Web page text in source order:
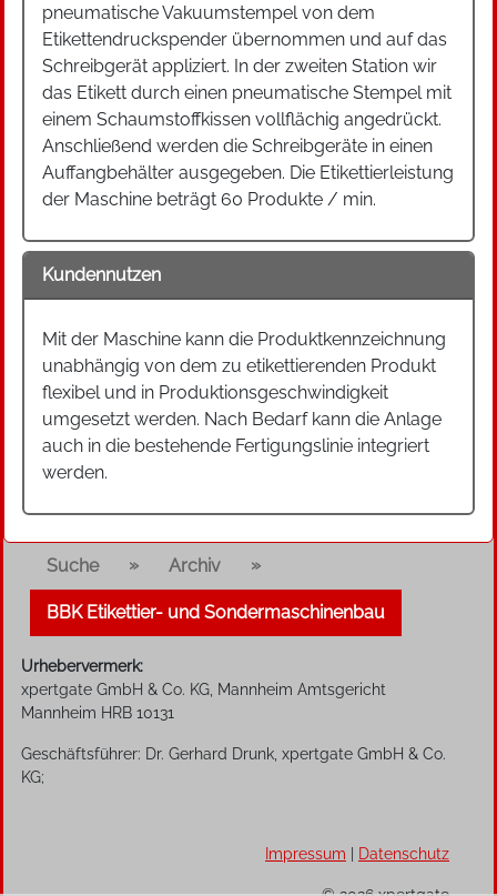
pneumatische Vakuumstempel von dem
Etikettendruckspender übernommen und auf das
Schreibgerät appliziert. In der zweiten Station wir
das Etikett durch einen pneumatische Stempel mit
einem Schaumstoffkissen vollflächig angedrückt.
Anschließend werden die Schreibgeräte in einen
Auffangbehälter ausgegeben. Die Etikettierleistung
der Maschine beträgt 60 Produkte / min.
Kundennutzen
Mit der Maschine kann die Produktkennzeichnung
unabhängig von dem zu etikettierenden Produkt
flexibel und in Produktionsgeschwindigkeit
umgesetzt werden. Nach Bedarf kann die Anlage
auch in die bestehende Fertigungslinie integriert
werden.
Suche » Archiv »
BBK Etikettier- und Sondermaschinenbau
Urhebervermerk:
xpertgate GmbH & Co. KG, Mannheim Amtsgericht
Mannheim HRB 10131
Geschäftsführer: Dr. Gerhard Drunk, xpertgate GmbH & Co.
KG;
Impressum | Datenschutz